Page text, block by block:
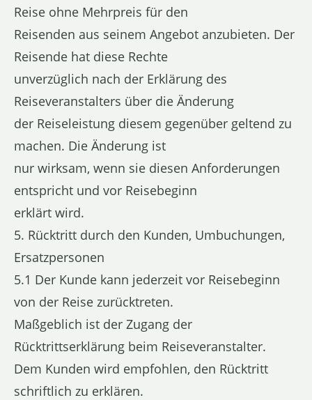
Reise ohne Mehrpreis für den
Reisenden aus seinem Angebot anzubieten. Der
Reisende hat diese Rechte
unverzüglich nach der Erklärung des
Reiseveranstalters über die Änderung
der Reiseleistung diesem gegenüber geltend zu
machen. Die Änderung ist
nur wirksam, wenn sie diesen Anforderungen
entspricht und vor Reisebeginn
erklärt wird.
5. Rücktritt durch den Kunden, Umbuchungen,
Ersatzpersonen
5.1 Der Kunde kann jederzeit vor Reisebeginn
von der Reise zurücktreten.
Maßgeblich ist der Zugang der
Rücktrittserklärung beim Reiseveranstalter.
Dem Kunden wird empfohlen, den Rücktritt
schriftlich zu erklären.